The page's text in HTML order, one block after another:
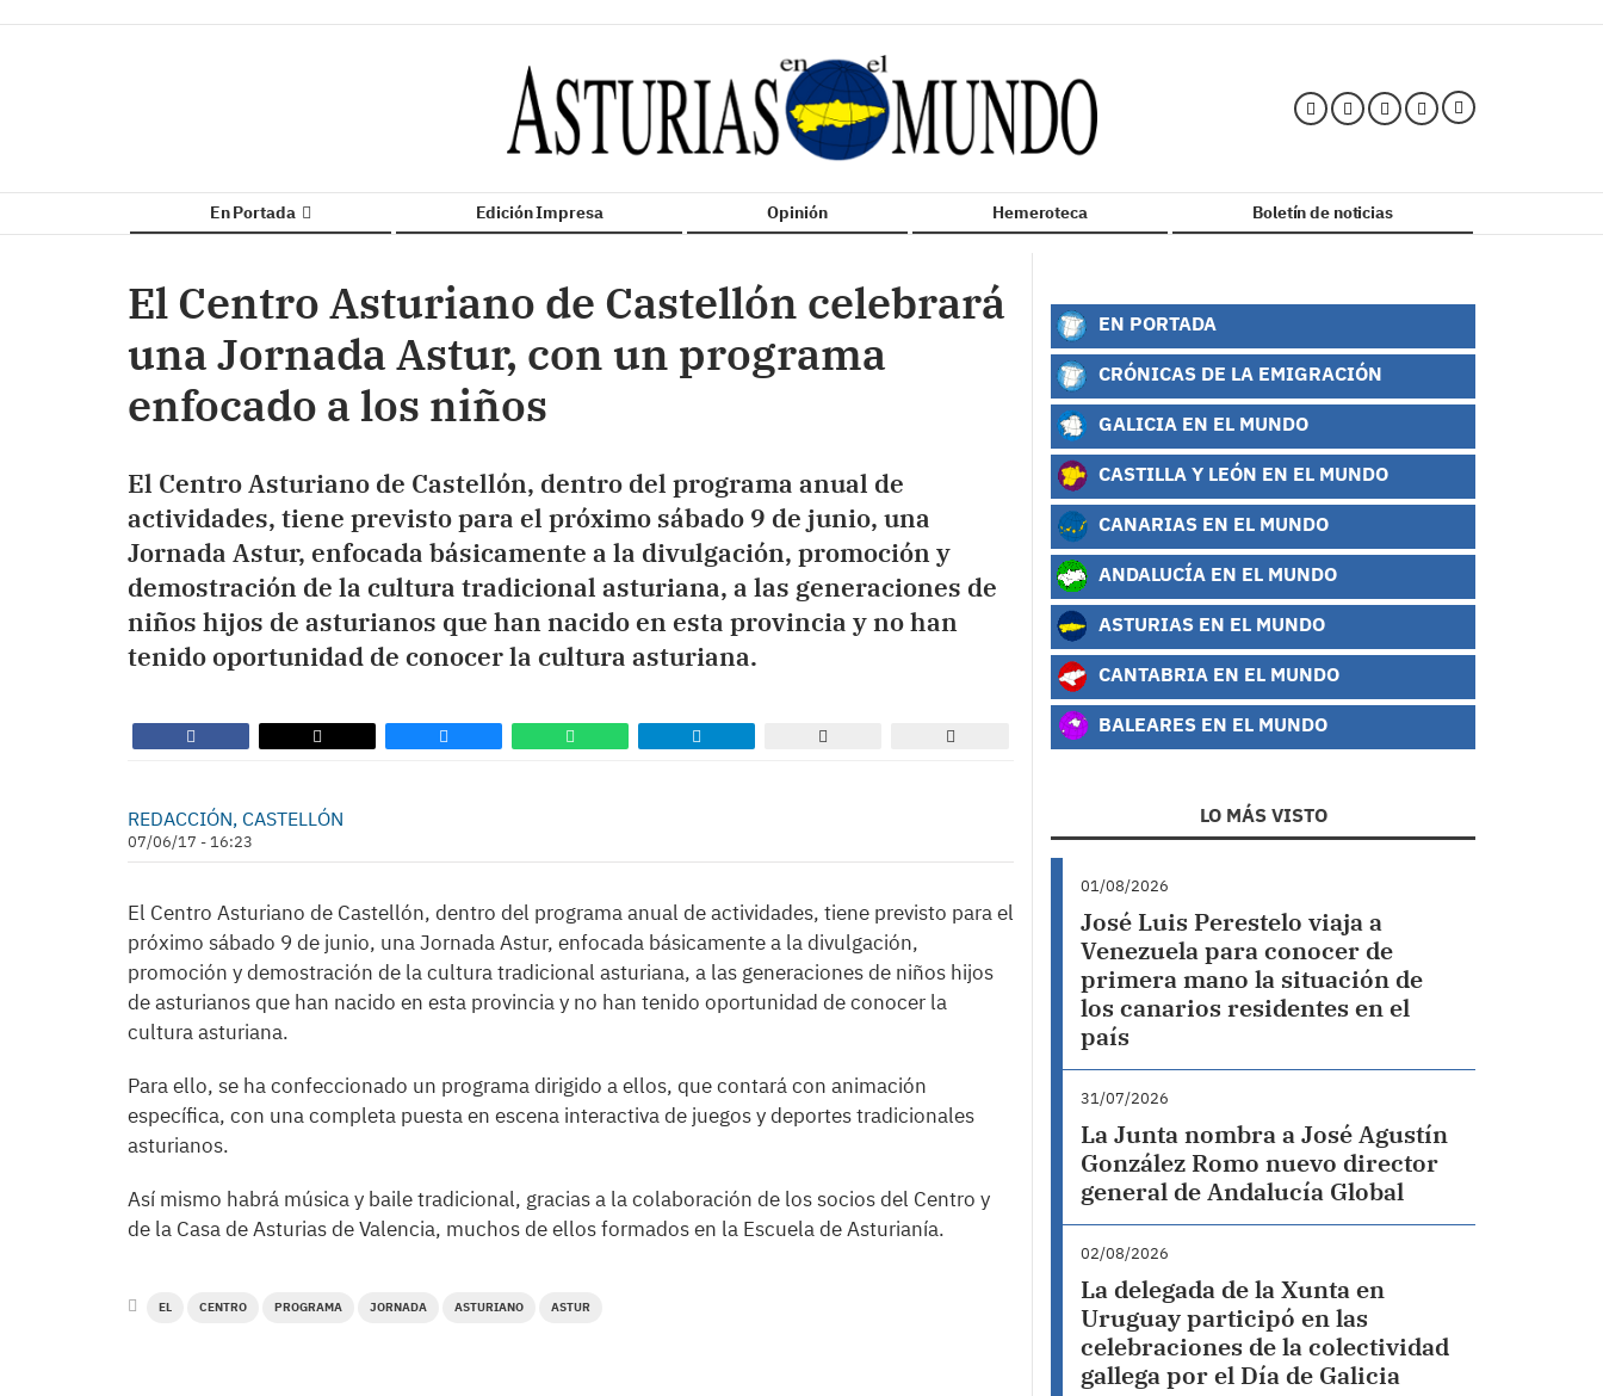
En Portada Edición Impresa Opinión Hemeroteca Boletín de noticias
El Centro Asturiano de Castellón celebrará
una Jornada Astur, con un programa
enfocado a los niños
El Centro Asturiano de Castellón, dentro del programa anual de
actividades, tiene previsto para el próximo sábado 9 de junio, una
Jornada Astur, enfocada básicamente a la divulgación, promoción y
demostración de la cultura tradicional asturiana, a las generaciones de
niños hijos de asturianos que han nacido en esta provincia y no han
tenido oportunidad de conocer la cultura asturiana.
REDACCIÓN, CASTELLÓN
07/06/17 - 16:23
El Centro Asturiano de Castellón, dentro del programa anual de actividades, tiene previsto para el
próximo sábado 9 de junio, una Jornada Astur, enfocada básicamente a la divulgación,
promoción y demostración de la cultura tradicional asturiana, a las generaciones de niños hijos
de asturianos que han nacido en esta provincia y no han tenido oportunidad de conocer la
cultura asturiana.
Para ello, se ha confeccionado un programa dirigido a ellos, que contará con animación
específica, con una completa puesta en escena interactiva de juegos y deportes tradicionales
asturianos.
Así mismo habrá música y baile tradicional, gracias a la colaboración de los socios del Centro y
de la Casa de Asturias de Valencia, muchos de ellos formados en la Escuela de Asturianía.
EL CENTRO PROGRAMA JORNADA ASTURIANO ASTUR
EN PORTADA
CRÓNICAS DE LA EMIGRACIÓN
GALICIA EN EL MUNDO
CASTILLA Y LEÓN EN EL MUNDO
CANARIAS EN EL MUNDO
ANDALUCÍA EN EL MUNDO
ASTURIAS EN EL MUNDO
CANTABRIA EN EL MUNDO
BALEARES EN EL MUNDO
LO MÁS VISTO
01/08/2026
José Luis Perestelo viaja a
Venezuela para conocer de
primera mano la situación de
los canarios residentes en el
país
31/07/2026
La Junta nombra a José Agustín
González Romo nuevo director
general de Andalucía Global
02/08/2026
La delegada de la Xunta en
Uruguay participó en las
celebraciones de la colectividad
gallega por el Día de Galicia